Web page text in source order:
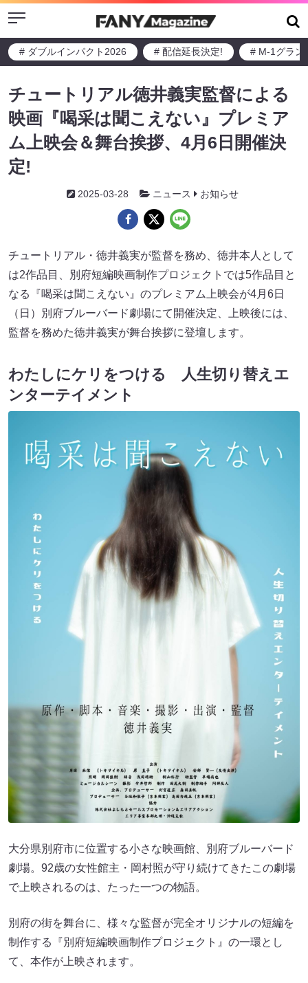
Menu
# ダブルインパクト2026 # 配信延長決定! # M-1グラン
チュートリアル徳井義実監督による
映画『喝采は聞こえない』プレミア
ム上映会＆舞台挨拶、4月6日開催決
定!
2025-03-28 ニュース お知らせ
チュートリアル・徳井義実が監督を務め、徳井本人として
は2作品目、別府短編映画制作プロジェクトでは5作品目と
なる『喝采は聞こえない』のプレミアム上映会が4月6日
（日）別府ブルーバード劇場にて開催決定、上映後には、
監督を務めた徳井義実が舞台挨拶に登壇します。
わたしにケリをつける 人生切り替えエ
ンターテイメント
大分県別府市に位置する小さな映画館、別府ブルーバード
劇場。92歳の女性館主・岡村照が守り続けてきたこの劇場
で上映されるのは、たった一つの物語。
別府の街を舞台に、様々な監督が完全オリジナルの短編を
制作する『別府短編映画制作プロジェクト』の一環とし
て、本作が上映されます。